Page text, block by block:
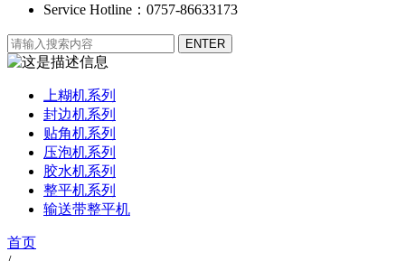
Service Hotline：0757-86633173
上糊机系列
封边机系列
贴角机系列
压泡机系列
胶水机系列
整平机系列
输送带整平机
首页